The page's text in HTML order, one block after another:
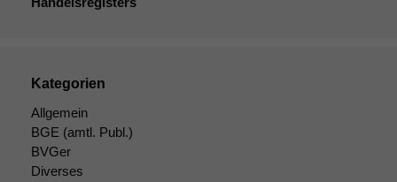
Kategorien
Allgemein
BGE (amtl. Publ.)
BVGer
Diverses